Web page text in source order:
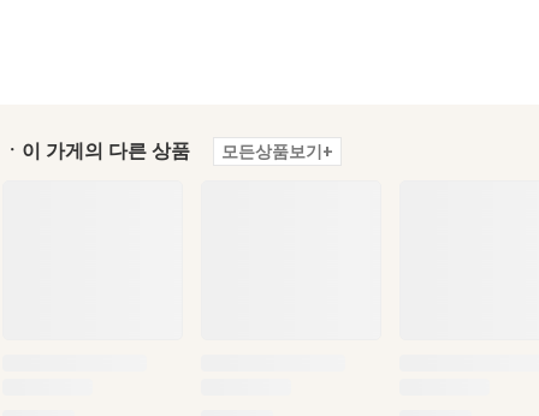
ㆍ이 가게의 다른 상품 모든상품보기+